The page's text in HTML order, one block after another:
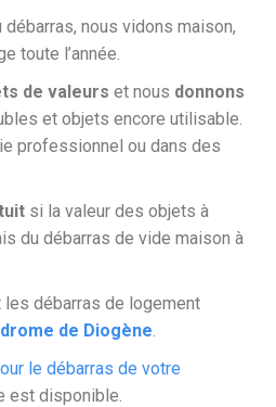
nous vidons maison,
toute l’année.
de valeurs et nous donnons
et objets encore utilisable.
professionnel ou dans des
si la valeur des objets à
du débarras de vide maison à
débarras de logement
de Diogène
le débarras de votre
est disponible.